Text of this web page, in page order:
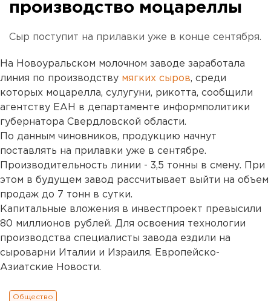
производство моцареллы
Сыр поступит на прилавки уже в конце сентября.
На Новоуральском молочном заводе заработала
линия по производству мягких сыров, среди
которых моцарелла, сулугуни, рикотта, сообщили
агентству ЕАН в департаменте информполитики
губернатора Свердловской области.
По данным чиновников, продукцию начнут
поставлять на прилавки уже в сентябре.
Производительность линии - 3,5 тонны в смену. При
этом в будущем завод рассчитывает выйти на объем
продаж до 7 тонн в сутки.
Капитальные вложения в инвестпроект превысили
80 миллионов рублей. Для освоения технологии
производства специалисты завода ездили на
сыроварни Италии и Израиля. Европейско-
Азиатские Новости.
Общество